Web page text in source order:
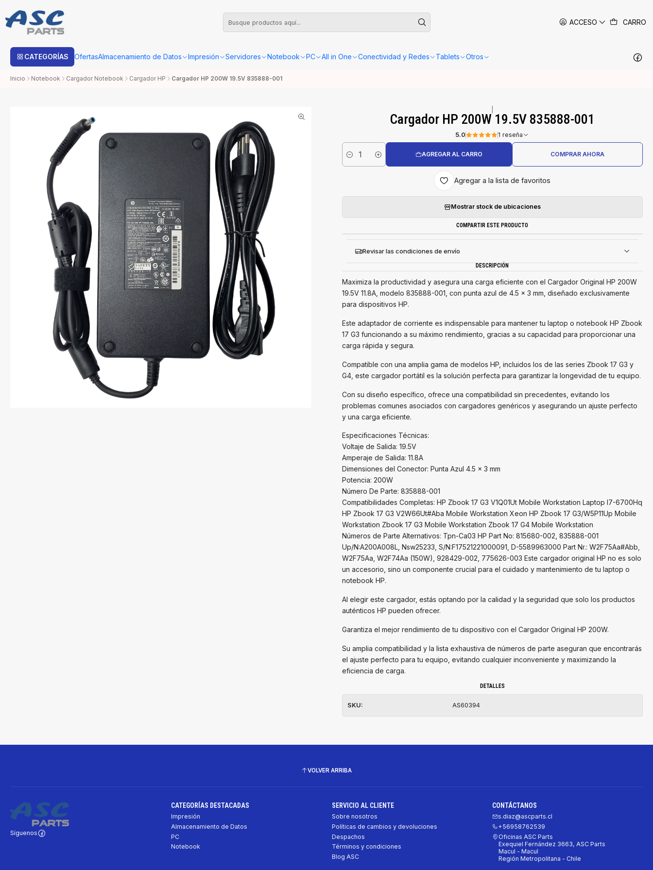
ACCESO CARRO
CATEGORÍAS OfertasAlmacenamiento de Datos Impresión Servidores Notebook PC All in One Conectividad y Redes Tablets Otros
Estimado cliente: Una vez su compra sea procesada con Boleta o Factura, la confirmación de retiro o envío se gestionará dentro de las siguientes 24-48 horas hábiles en Santiago.
Inicio Notebook Cargador Notebook Cargador HP Cargador HP 200W 19.5V 835888-001
Cargador HP 200W 19.5V 835888-001
5.0 1 reseña
Cantidad
AGREGAR AL CARRO COMPRAR AHORA
Agregar a la lista de favoritos
Mostrar stock de ubicaciones
COMPARTIR ESTE PRODUCTO
Revisar las condiciones de envío
DESCRIPCIÓN
Maximiza la productividad y asegura una carga eficiente con el Cargador Original HP 200W
19.5V 11.8A, modelo 835888-001, con punta azul de 4.5 x 3 mm, diseñado exclusivamente
para dispositivos HP.
Este adaptador de corriente es indispensable para mantener tu laptop o notebook HP Zbook
17 G3 funcionando a su máximo rendimiento, gracias a su capacidad para proporcionar una
carga rápida y segura.
Compatible con una amplia gama de modelos HP, incluidos los de las series Zbook 17 G3 y
G4, este cargador portátil es la solución perfecta para garantizar la longevidad de tu equipo.
Con su diseño específico, ofrece una compatibilidad sin precedentes, evitando los
problemas comunes asociados con cargadores genéricos y asegurando un ajuste perfecto
y una carga eficiente.
Especificaciones Técnicas:
Voltaje de Salida: 19.5V
Amperaje de Salida: 11.8A
Dimensiones del Conector: Punta Azul 4.5 x 3 mm
Potencia: 200W
Número De Parte: 835888-001
Compatibilidades Completas: HP Zbook 17 G3 V1Q01Ut Mobile Workstation Laptop I7-6700Hq
HP Zbook 17 G3 V2W66Ut#Aba Mobile Workstation Xeon HP Zbook 17 G3/W5P11Up Mobile
Workstation Zbook 17 G3 Mobile Workstation Zbook 17 G4 Mobile Workstation
Números de Parte Alternativos: Tpn-Ca03 HP Part No: 815680-002, 835888-001
Up/N:A200A008L, Nsw25233, S/N:F17521221000091, D-5589963000 Part Nr.: W2F75Aa#Abb,
W2F75Aa, W2F74Aa (150W), 928429-002, 775626-003 Este cargador original HP no es solo
un accesorio, sino un componente crucial para el cuidado y mantenimiento de tu laptop o
notebook HP.
Al elegir este cargador, estás optando por la calidad y la seguridad que solo los productos
auténticos HP pueden ofrecer.
Garantiza el mejor rendimiento de tu dispositivo con el Cargador Original HP 200W.
Su amplia compatibilidad y la lista exhaustiva de números de parte aseguran que encontrarás
el ajuste perfecto para tu equipo, evitando cualquier inconveniente y maximizando la
eficiencia de carga.
DETALLES
SKU: AS60394
VOLVER ARRIBA
Síguenos
CATEGORÍAS DESTACADAS
Impresión
Almacenamiento de Datos
PC
Notebook
SERVICIO AL CLIENTE
Sobre nosotros
Políticas de cambios y devoluciones
Despachos
Términos y condiciones
Blog ASC
CONTÁCTANOS
s.diaz@ascparts.cl
+56958762539
Oficinas ASC Parts
Exequiel Fernández 3663, ASC Parts
Macul - Macul
Región Metropolitana - Chile